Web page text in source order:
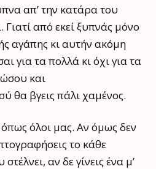
απ’ την κατάρα του
Γιατί από εκεί ξυπνάς μόνο
αγάπης κι αυτήν ακόμη
για τα πολλά κι όχι για τα
και
θα βγεις πάλι χαμένος.
όλοι μας. Αν όμως δεν
το κάθε
αν δε γίνεις ένα μ’